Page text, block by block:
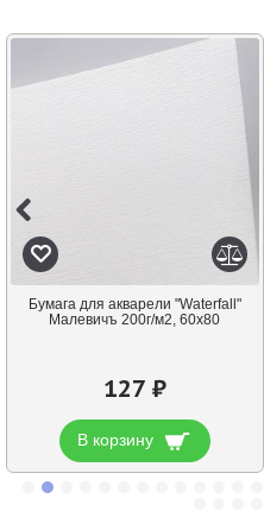
Бумага для акварели "Waterfall"
Малевичъ 200г/м2, 60х80
127 ₽
В корзину